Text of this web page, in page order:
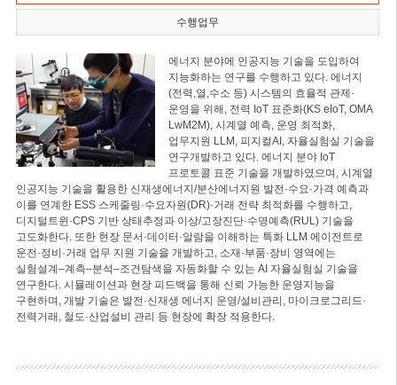
수행업무
에너지 분야에 인공지능 기술을 도입하여
지능화하는 연구를 수행하고 있다. 에너지
(전력,열,수소 등) 시스템의 효율적 관제·
운영을 위해, 전력 IoT 표준화(KS eIoT, OMA
LwM2M), 시계열 예측, 운영 최적화,
업무지원 LLM, 피지컬AI, 자율실험실 기술을
연구개발하고 있다. 에너지 분야 IoT
프로토콜 표준 기술을 개발하였으며, 시계열
인공지능 기술을 활용한 신재생에너지/분산에너지원 발전·수요·가격 예측과
이를 연계한 ESS 스케줄링·수요자원(DR)·거래 전략 최적화를 수행하고,
디지털트윈·CPS 기반 상태추정과 이상/고장진단·수명예측(RUL) 기술을
고도화한다. 또한 현장 문서·데이터·알람을 이해하는 특화 LLM 에이전트로
운전·정비·거래 업무 지원 기술을 개발하고, 소재·부품·장비 영역에는
실험설계–계측–분석–조건탐색을 자동화할 수 있는 AI 자율실험실 기술을
연구한다. 시뮬레이션과 현장 피드백을 통해 신뢰 가능한 운영지능을
구현하며, 개발 기술은 발전·신재생 에너지 운영/설비관리, 마이크로그리드·
전력거래, 철도·산업설비 관리 등 현장에 확장 적용한다.